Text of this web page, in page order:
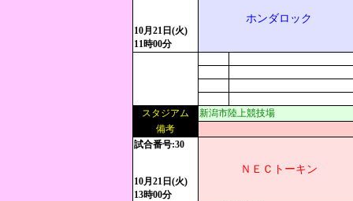
10月21日(火)
11時00分
ホンダロック
スタジアム
新潟市陸上競技場
備考
試合番号:30
10月21日(火)
13時00分
ＮＥＣトーキン